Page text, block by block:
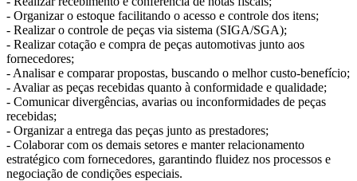
- Organizar o estoque facilitando o acesso e controle dos itens;
- Realizar o controle de peças via sistema (SIGA/SGA);
- Realizar cotação e compra de peças automotivas junto aos
fornecedores;
- Analisar e comparar propostas, buscando o melhor custo-benefício;
- Avaliar as peças recebidas quanto à conformidade e qualidade;
- Comunicar divergências, avarias ou inconformidades de peças
recebidas;
- Organizar a entrega das peças junto as prestadores;
- Colaborar com os demais setores e manter relacionamento
estratégico com fornecedores, garantindo fluidez nos processos e
negociação de condições especiais.